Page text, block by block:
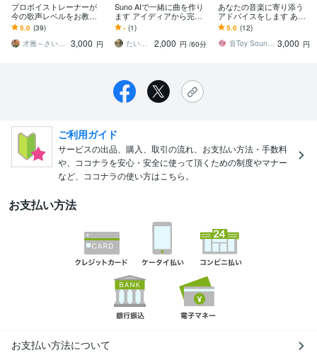
プロボイストレーナーが
今の歌声レベルをお教え
します 自分の歌い方は正
しい？頑張ればプロにな
れそう？がわかる！
5.0 (39)
才雅～さいが～
3,000 円
Suno AIで一緒に曲を作り
ます アイディアから完成
まで、ビデオチャットで
伴走します。
- (1)
たいき ♪
2,000 円 /60分
あなたの音楽に寄り添う
アドバイスをします あな
ただけの「今、欲しい答
え」を届けます
5.0 (12)
音Toy Soundworks 3,000 円
ご利用ガイド
サービスの出品、購入、取引の流れ、お支払い方法・手数料
や、ココナラを安心・安全に使って頂くための制度やマナー
など、ココナラの使い方はこちら。
お支払い方法
お支払い方法について